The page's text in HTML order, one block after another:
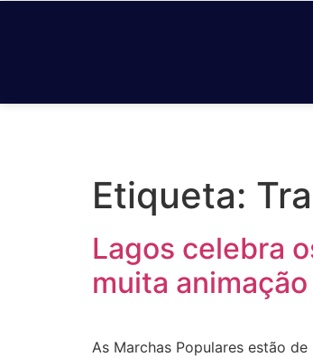
Etiqueta:
Lagos celebra
muita animação
As Marchas Populares estão